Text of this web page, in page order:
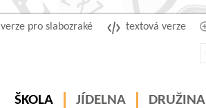
textová verze
verze pro slabozraké
ŠKOLA JÍDELNA DRUŽINA